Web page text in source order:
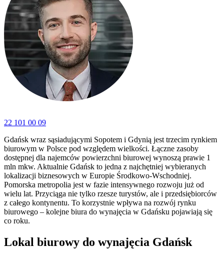
22 101 00 09
Gdańsk wraz sąsiadującymi Sopotem i Gdynią jest trzecim rynkiem
biurowym w Polsce pod względem wielkości. Łączne zasoby
dostępnej dla najemców powierzchni biurowej wynoszą prawie 1
mln mkw. Aktualnie Gdańsk to jedna z najchętniej wybieranych
lokalizacji biznesowych w Europie Środkowo-Wschodniej.
Pomorska metropolia jest w fazie intensywnego rozwoju już od
wielu lat. Przyciąga nie tylko rzesze turystów, ale i przedsiębiorców
z całego kontynentu. To korzystnie wpływa na rozwój rynku
biurowego – kolejne biura do wynajęcia w Gdańsku pojawiają się
co roku.
Lokal biurowy do wynajęcia Gdańsk